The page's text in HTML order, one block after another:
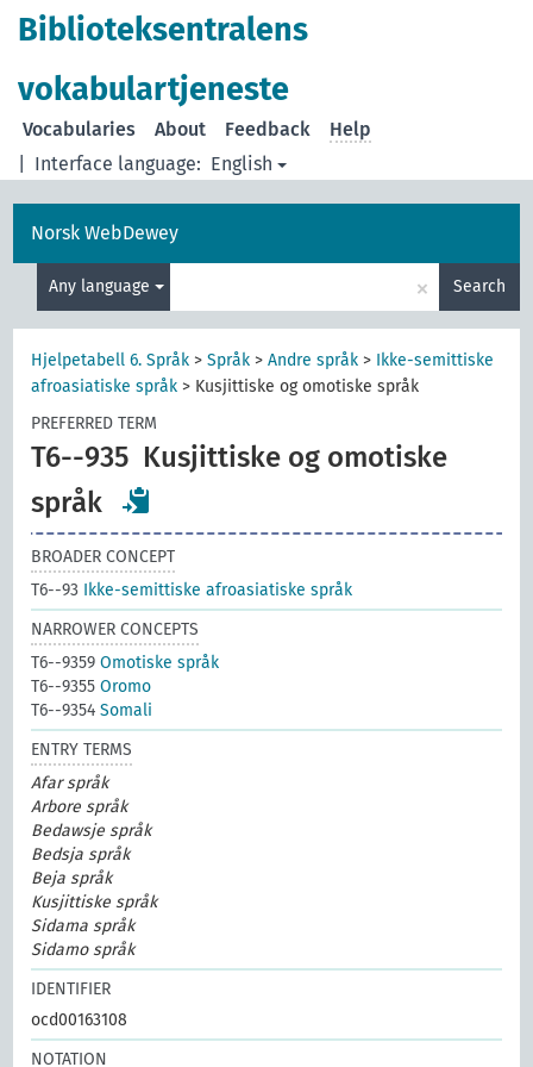
Biblioteksentralens
vokabulartjeneste
Interface language: English
Vocabularies About Feedback Help
Norsk WebDewey
Any language × Search
Hjelpetabell 6. Språk >Språk >Andre språk > Ikke-semittiske
afroasiatiske språk > Kusjittiske og omotiske språk
PREFERRED TERM
T6--935 Kusjittiske og omotiske
språk
BROADER CONCEPT
T6--93 Ikke-semittiske afroasiatiske språk
NARROWER CONCEPTS
T6--9359Omotiske språk
T6--9355Oromo
T6--9354Somali
ENTRY TERMS
Afar språk
Arbore språk
Bedawsje språk
Bedsja språk
Beja språk
Kusjittiske språk
Sidama språk
Sidamo språk
IDENTIFIER
ocd00163108
NOTATION